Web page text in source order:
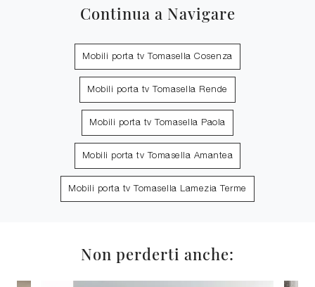
Continua a Navigare
Mobili porta tv Tomasella Cosenza
Mobili porta tv Tomasella Rende
Mobili porta tv Tomasella Paola
Mobili porta tv Tomasella Amantea
Mobili porta tv Tomasella Lamezia Terme
Non perderti anche: